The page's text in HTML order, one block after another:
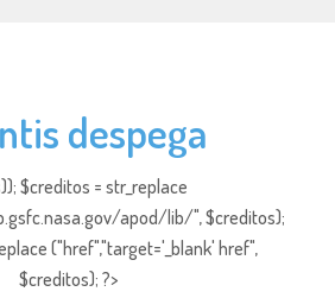
despega
$creditos = str_replace
apod/lib/", $creditos);
("href","target='_blank' href",
$creditos); ?>